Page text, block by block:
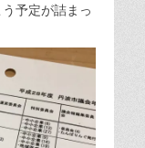
予定が詰まっ